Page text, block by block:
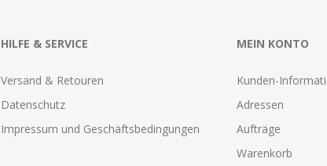
HILFE & SERVICE
Versand & Retouren
Datenschutz
Impressum und Geschäftsbedingungen
MEIN KONTO
Kunden-
Adressen
Aufträge
Warenkorb